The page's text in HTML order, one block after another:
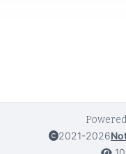
2021-2026